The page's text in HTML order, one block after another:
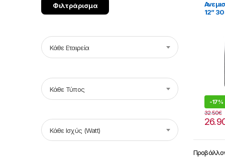
12”
-17%
32.50€
Φιλτράρισμα
Κάθε Εταιρεία
Κάθε Τύπος
Κάθε Ισχύς (Watt)